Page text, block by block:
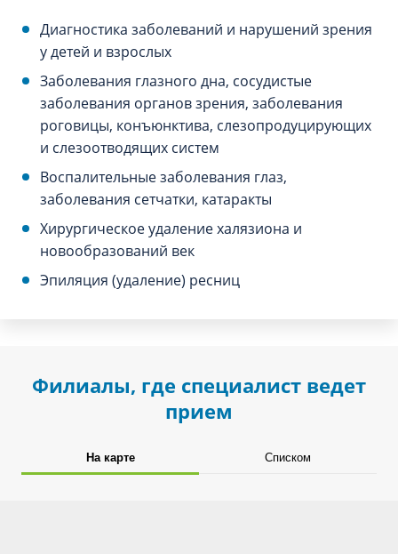
Диагностика заболеваний и нарушений зрения
у детей и взрослых
Заболевания глазного дна, сосудистые
заболевания органов зрения, заболевания
роговицы, конъюнктива, слезопродуцирующих
и слезоотводящих систем
Воспалительные заболевания глаз,
заболевания сетчатки, катаракты
Хирургическое удаление халязиона и
новообразований век
Эпиляция (удаление) ресниц
Филиалы, где специалист ведет
прием
На карте Списком